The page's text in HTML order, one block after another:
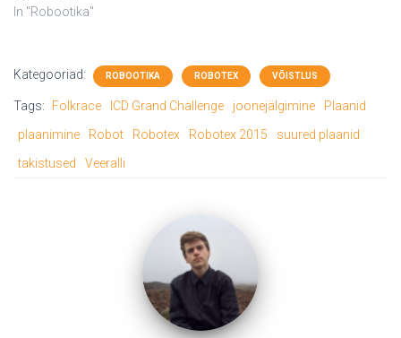
In "Robootika"
Kategooriad: ROBOOTIKA ROBOTEX VÕISTLUS
Tags: Folkrace ICD Grand Challenge joonejälgimine
Plaanid
plaanimine
Robot Robotex Robotex 2015
suured plaanid
takistused
Veeralli